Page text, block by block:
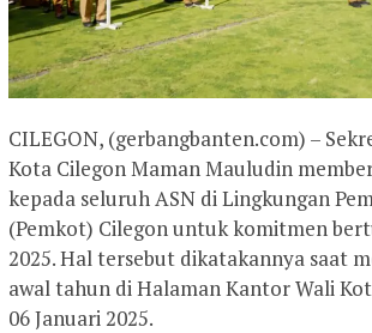
CILEGON, (gerbangbanten.com) –
Kota Cilegon Maman Mauludin
kepada seluruh ASN di Lingkungan
(Pemkot) Cilegon untuk komitmen
2025. Hal tersebut dikatakannya saat
awal tahun di Halaman Kantor Wali
06 Januari 2025.